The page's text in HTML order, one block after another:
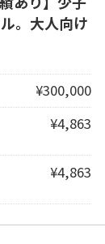
。大人向け
¥300,000
¥4,863
¥4,863